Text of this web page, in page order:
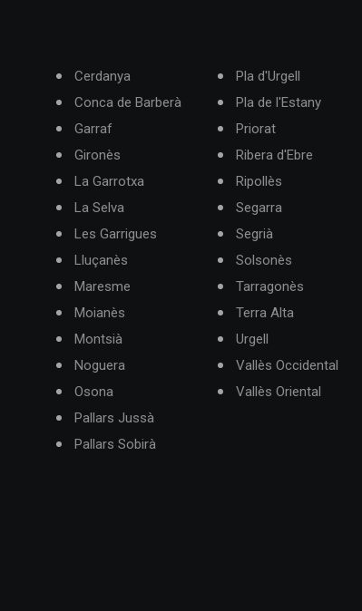
Cerdanya
Conca de Barberà
Garraf
Gironès
La Garrotxa
La Selva
Les Garrigues
Lluçanès
Maresme
Moianès
Montsià
Noguera
Osona
Pallars Jussà
Pallars Sobirà
Pla d'Urgell
Pla de l'Estany
Priorat
Ribera d'Ebre
Ripollès
Segarra
Segrià
Solsonès
Tarragonès
Terra Alta
Urgell
Vallès Occidental
Vallès Oriental